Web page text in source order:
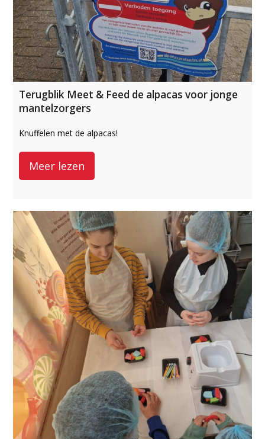
Terugblik Meet & Feed de alpacas voor jonge
mantelzorgers
Knuffelen met de alpacas!
Meer lezen